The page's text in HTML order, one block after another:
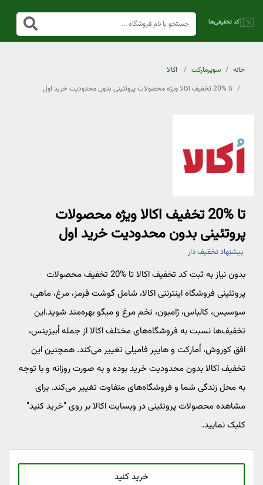
خانه سوپرمارکت
اکالا
تا %20 تخفیف اکالا ویژه محصولات پروتئینی بدون محدودیت خرید اول
تا %20 تخفیف اکالا ویژه محصولات
پروتئینی بدون محدودیت خرید اول
پیشنهاد تخفیف دار
بدون نیاز به ثبت کد تخفیف اکالا تا %20 تخفیف محصولات
پروتئینی فروشگاه اینترنتی اکالا، شامل گوشت قرمز، مرغ، ماهی،
سوسیس، کالباس، ژامبون، تخم مرغ و میگو بهره‌مند شوید.این
تخفیف‌ها نسبت به فروشگاه‌های مختلف اکالا از جمله اُبیزینس،
افق کوروش، اُمارکت و هایپر فامیلی تغییر می‌کند. همچنین این
تخفیف اکالا بدون محدودیت خرید بوده و به صورت روزانه و با توجه
به محل زندگی شما و فروشگاه‌های متفاوت تغییر می‌کند. برای
مشاهده محصولات پروتئینی در وبسایت اکالا بر روی "خرید کنید"
کلیک نمایید.
خرید کنید